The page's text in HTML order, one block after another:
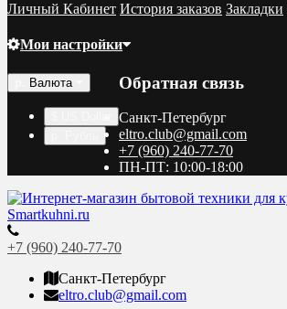
Личный Кабинет История заказов Закладки
Мои настройки
Валюта Обратная связь
Санкт-Петербург
eltro.club@gmail.com
+7 (960) 240-77-70
ПН-ПТ: 10:00-18:00
+7 (960) 240-77-70
Санкт-Петербург
eltro.club@gmail.com